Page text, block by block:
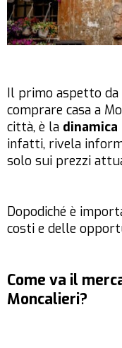
Il primo aspetto da
comprare casa a
città, è la
infatti, rivela
solo sui prezzi
Dopodiché è
costi e delle
Come va il
Moncalieri?